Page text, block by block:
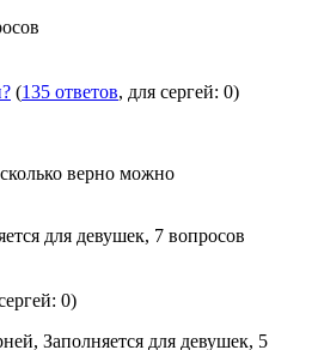
(135 ответов, для сергей: 0)
верно можно
для девушек, 7 вопросов
0)
Заполняется для девушек, 5